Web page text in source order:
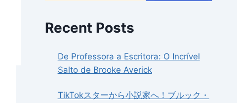
Recent Posts
De Professora a Escritora: O Incrível
Salto de Brooke Averick
TikTokスターから小説家へ！ブルック・